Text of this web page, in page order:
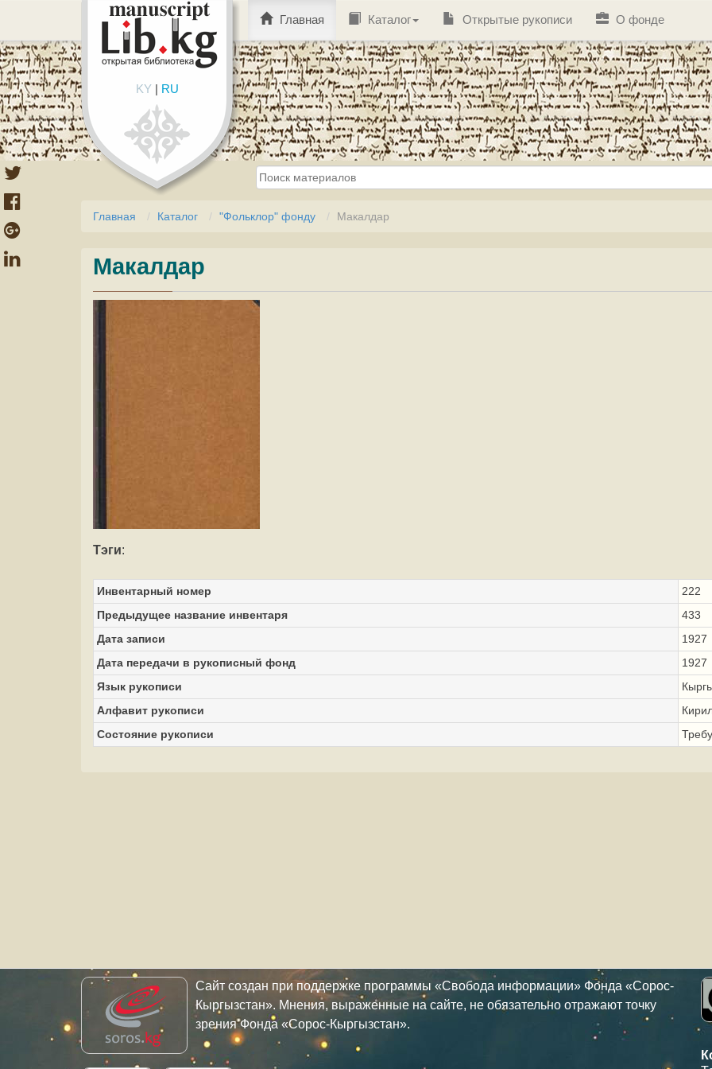
KY| RU
Главная Каталог Открытые рукописи О фонде
Главная Каталог "Фольклор" фонду Макалдар
Макалдар
Тэги:
Инвентарный номер
222
Предыдущее название инвентаря
433
Дата записи
1927
Дата передачи в рукописный фонд
1927
Язык рукописи
Алфавит рукописи
Состояние рукописи
Сайт создан при поддержке программы «Свобода информации» Фонда «Сорос-
Кыргызстан». Мнения, выраженные на сайте, не обязательно отражают точку
зрения Фонда «Сорос-Кыргызстан».